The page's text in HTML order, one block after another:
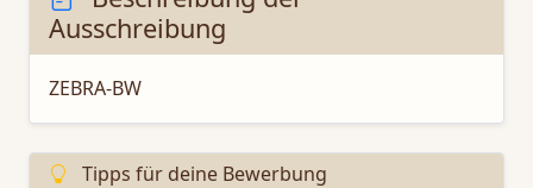
Ausschreibung
ZEBRA-BW
Tipps für deine Bewerbung